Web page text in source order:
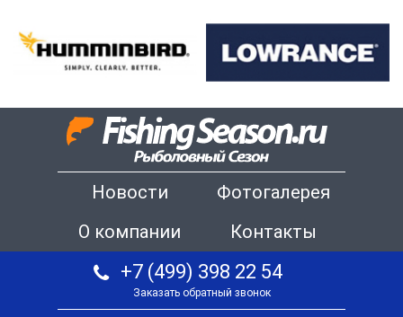
Новости
Фотогалерея
О компании
Контакты
+7 (499) 398 22 54
Заказать обратный звонок